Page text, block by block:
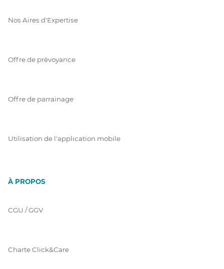
Nos Aires d'Expertise
Offre de prévoyance
Offre de parrainage
Utilisation de l'application mobile
À PROPOS
CGU / GGV
Charte Click&Care